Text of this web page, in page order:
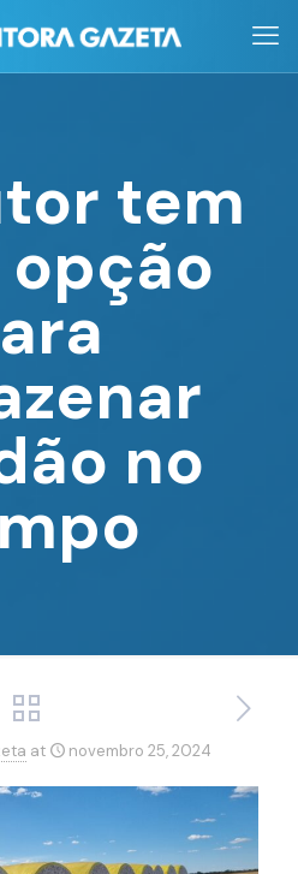
tem
opção
no
at novembro 25, 2024